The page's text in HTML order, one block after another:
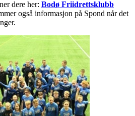
dere her: Bodø Friidrettsklubb
også informasjon på Spond når det